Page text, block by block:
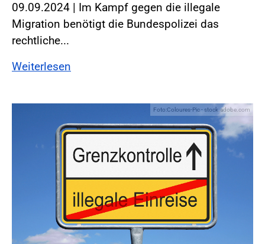
09.09.2024 | Im Kampf gegen die illegale
Migration benötigt die Bundespolizei das
rechtliche...
Weiterlesen
Foto:Coloures-Pic - stock.adobe.com